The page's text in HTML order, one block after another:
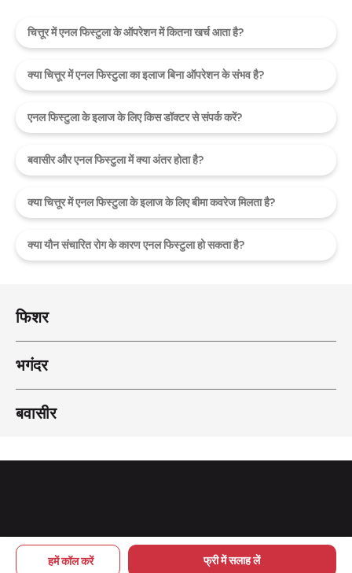
हमें कॉल करें फ्री में सलाह लें
चित्तूर में एनल फिस्टुला के ऑपरेशन में कितना खर्च आता है?
क्या चित्तूर में एनल फिस्टुला का इलाज बिना ऑपरेशन के संभव है?
एनल फिस्टुला के इलाज के लिए किस डॉक्टर से संपर्क करें?
बवासीर और एनल फिस्टुला में क्या अंतर होता है?
क्या चित्तूर में एनल फिस्टुला के इलाज के लिए बीमा कवरेज मिलता है?
क्या यौन संचारित रोग के कारण एनल फिस्टुला हो सकता है?
फिशर
भगंदर
बवासीर
Copyright © 2026 pileskailaj